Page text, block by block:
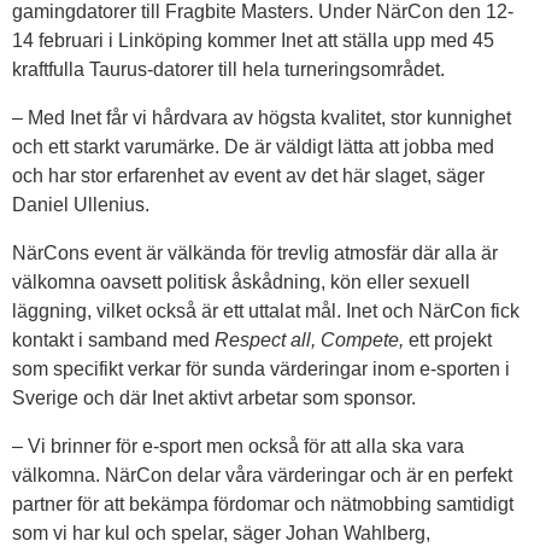
gamingdatorer till Fragbite Masters. Under NärCon den 12-
14 februari i Linköping kommer Inet att ställa upp med 45
kraftfulla Taurus-datorer till hela turneringsområdet.
– Med Inet får vi hårdvara av högsta kvalitet, stor kunnighet
och ett starkt varumärke. De är väldigt lätta att jobba med
och har stor erfarenhet av event av det här slaget, säger
Daniel Ullenius.
NärCons event är välkända för trevlig atmosfär där alla är
välkomna oavsett politisk åskådning, kön eller sexuell
läggning, vilket också är ett uttalat mål. Inet och NärCon fick
kontakt i samband med Respect all, Compete, ett projekt
som specifikt verkar för sunda värderingar inom e-sporten i
Sverige och där Inet aktivt arbetar som sponsor.
– Vi brinner för e-sport men också för att alla ska vara
välkomna. NärCon delar våra värderingar och är en perfekt
partner för att bekämpa fördomar och nätmobbing samtidigt
som vi har kul och spelar, säger Johan Wahlberg,